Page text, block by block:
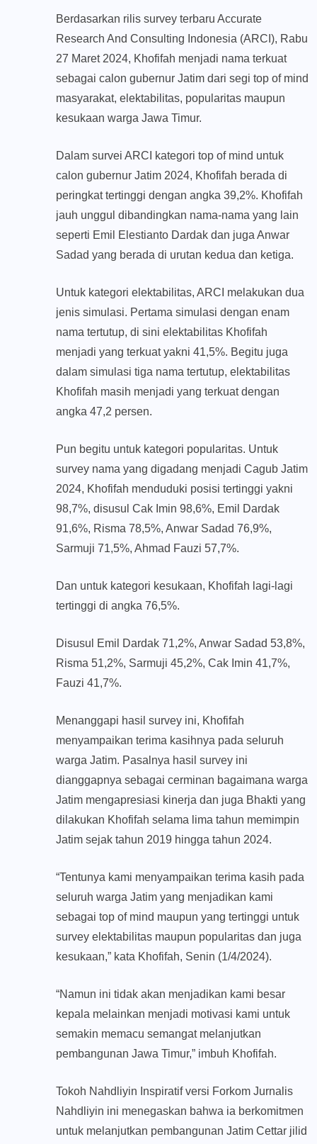
Berdasarkan rilis survey terbaru Accurate
Research And Consulting Indonesia (ARCI), Rabu
27 Maret 2024, Khofifah menjadi nama terkuat
sebagai calon gubernur Jatim dari segi top of mind
masyarakat, elektabilitas, popularitas maupun
kesukaan warga Jawa Timur.
Dalam survei ARCI kategori top of mind untuk
calon gubernur Jatim 2024, Khofifah berada di
peringkat tertinggi dengan angka 39,2%. Khofifah
jauh unggul dibandingkan nama-nama yang lain
seperti Emil Elestianto Dardak dan juga Anwar
Sadad yang berada di urutan kedua dan ketiga.
Untuk kategori elektabilitas, ARCI melakukan dua
jenis simulasi. Pertama simulasi dengan enam
nama tertutup, di sini elektabilitas Khofifah
menjadi yang terkuat yakni 41,5%. Begitu juga
dalam simulasi tiga nama tertutup, elektabilitas
Khofifah masih menjadi yang terkuat dengan
angka 47,2 persen.
Pun begitu untuk kategori popularitas. Untuk
survey nama yang digadang menjadi Cagub Jatim
2024, Khofifah menduduki posisi tertinggi yakni
98,7%, disusul Cak Imin 98,6%, Emil Dardak
91,6%, Risma 78,5%, Anwar Sadad 76,9%,
Sarmuji 71,5%, Ahmad Fauzi 57,7%.
Dan untuk kategori kesukaan, Khofifah lagi-lagi
tertinggi di angka 76,5%.
Disusul Emil Dardak 71,2%, Anwar Sadad 53,8%,
Risma 51,2%, Sarmuji 45,2%, Cak Imin 41,7%,
Fauzi 41,7%.
Menanggapi hasil survey ini, Khofifah
menyampaikan terima kasihnya pada seluruh
warga Jatim. Pasalnya hasil survey ini
dianggapnya sebagai cerminan bagaimana warga
Jatim mengapresiasi kinerja dan juga Bhakti yang
dilakukan Khofifah selama lima tahun memimpin
Jatim sejak tahun 2019 hingga tahun 2024.
“Tentunya kami menyampaikan terima kasih pada
seluruh warga Jatim yang menjadikan kami
sebagai top of mind maupun yang tertinggi untuk
survey elektabilitas maupun popularitas dan juga
kesukaan,” kata Khofifah, Senin (1/4/2024).
“Namun ini tidak akan menjadikan kami besar
kepala melainkan menjadi motivasi kami untuk
semakin memacu semangat melanjutkan
pembangunan Jawa Timur,” imbuh Khofifah.
Tokoh Nahdliyin Inspiratif versi Forkom Jurnalis
Nahdliyin ini menegaskan bahwa ia berkomitmen
untuk melanjutkan pembangunan Jatim Cettar jilid